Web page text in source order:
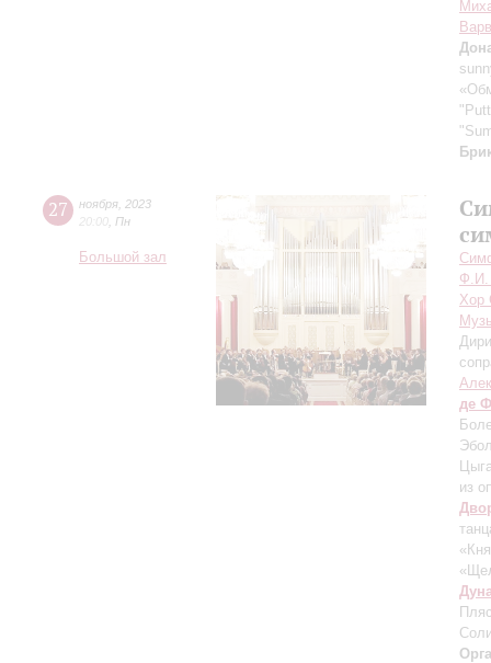
27 ноября 2023
20:00 Пн
Большой зал
Ф.И.
Хор
де
из